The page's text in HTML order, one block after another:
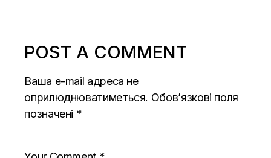
POST A COMMENT
Ваша e-mail адреса не
оприлюднюватиметься. Обов’язкові поля
позначені *